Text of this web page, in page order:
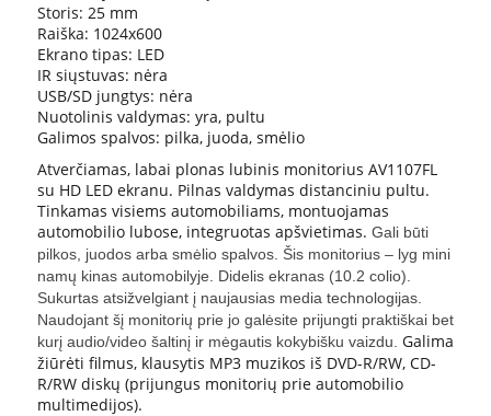
Storis: 25 mm
Raiška: 1024x600
Ekrano tipas: LED
IR siųstuvas: nėra
USB/SD jungtys: nėra
Nuotolinis valdymas: yra, pultu
Galimos spalvos: pilka, juoda, smėlio
Atverčiamas, labai plonas lubinis monitorius AV1107FL
su HD LED ekranu. Pilnas valdymas distanciniu pultu.
Tinkamas visiems automobiliams, montuojamas
automobilio lubose, integruotas apšvietimas. Gali būti
pilkos, juodos arba smėlio spalvos. Šis monitorius – lyg mini
namų kinas automobilyje. Didelis ekranas (10.2 colio).
Sukurtas atsižvelgiant į naujausias media technologijas.
Naudojant šį monitorių prie jo galėsite prijungti praktiškai bet
kurį audio/video šaltinį ir mėgautis kokybišku vaizdu. Galima
žiūrėti filmus, klausytis MP3 muzikos iš DVD-R/RW, CD-
R/RW diskų (prijungus monitorių prie automobilio
multimedijos).